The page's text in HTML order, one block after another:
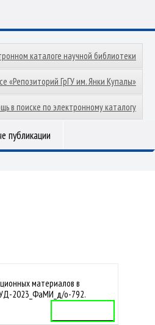
каталоге научной библиотеки
«Репозиторий ГрГУ им. Янки Купалы»
в поиске по электронному каталогу
публикации
материалов в
УД-2023_ФаМИ_д/о-792.